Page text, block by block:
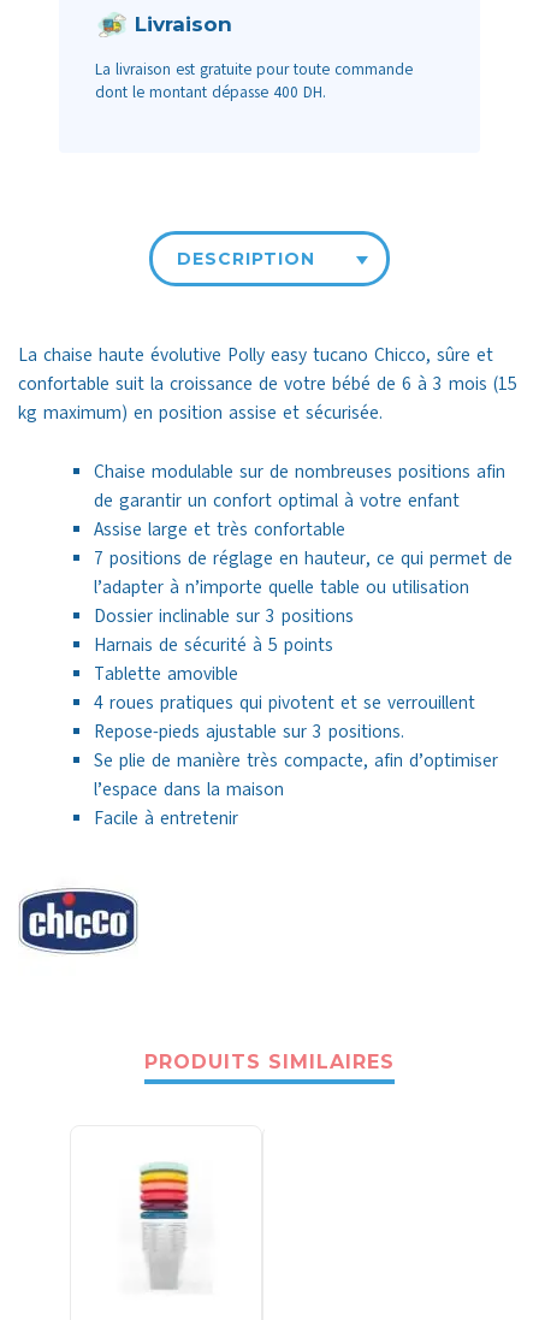
Livraison
La livraison est gratuite pour toute commande
dont le montant dépasse 400 DH.
DESCRIPTION
La chaise haute évolutive Polly easy tucano Chicco, sûre et
confortable suit la croissance de votre bébé de 6 à 3 mois (15
kg maximum) en position assise et sécurisée.
Chaise modulable sur de nombreuses positions afin
de garantir un confort optimal à votre enfant
Assise large et très confortable
7 positions de réglage en hauteur, ce qui permet de
l’adapter à n’importe quelle table ou utilisation
Dossier inclinable sur 3 positions
Harnais de sécurité à 5 points
Tablette amovible
4 roues pratiques qui pivotent et se verrouillent
Repose-pieds ajustable sur 3 positions.
Se plie de manière très compacte, afin d’optimiser
l’espace dans la maison
Facile à entretenir
PRODUITS SIMILAIRES